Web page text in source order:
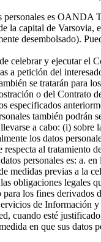
personales es
la capital de
desembolsado).
celebrar y ejecutar
a petición del
se tratarán para
o del Contrato
especificados
también
a cabo: (i)
los datos
respecta al
personales es: a.
medidas previas a la
obligaciones legales
los fines
de Información
cuando esté
en que sus datos